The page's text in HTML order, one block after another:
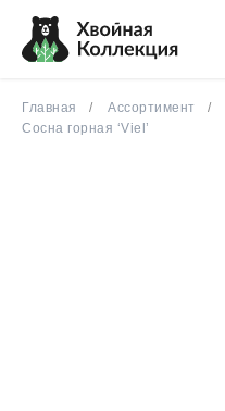
Главная Ассортимент
Сосна горная ‘Viel’